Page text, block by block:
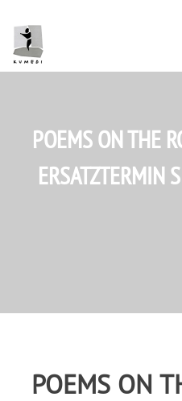
content
primary
sidebar
footer
POEMS ON THE
POEMS ON